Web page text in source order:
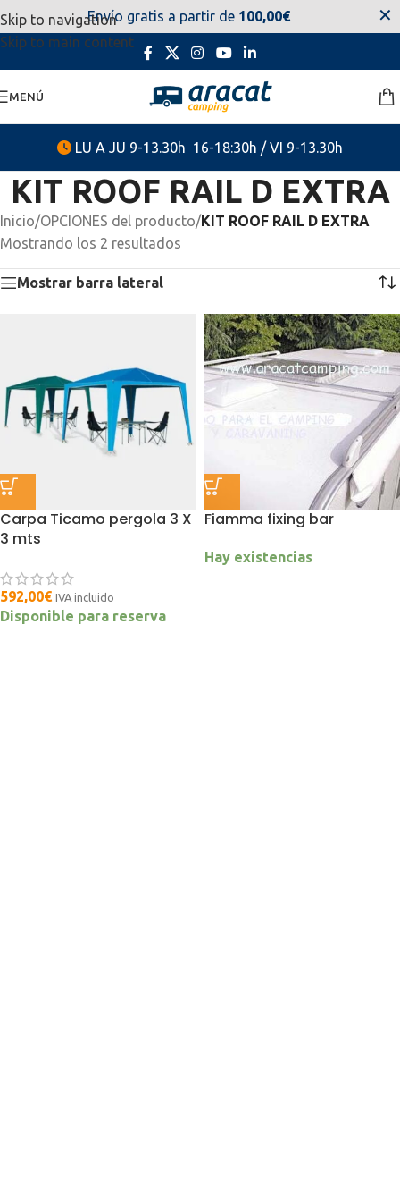
Skip to navigation
Skip to main content
estaremos disponibles. Disculpen las molestias.
MENÚ
LU A JU 9-13.30h 16-18:30h / VI 9-13.30h
KIT ROOF RAIL D EXTRA
Inicio/OPCIONES del producto/KIT ROOF RAIL D EXTRA
Mostrando los 2 resultados
Envío gratis a partir de 100,00€ ✕
Mostrar barra lateral
Carpa Ticamo pergola 3 X
3 mts
592,00€ IVA incluido
Disponible para reserva
Fiamma fixing bar
Hay existencias